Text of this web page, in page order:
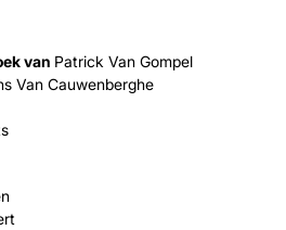
van Patrick Van Gompel
Van Cauwenberghe